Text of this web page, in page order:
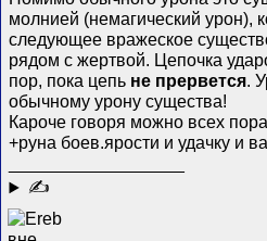
молнией (немагический урон),
следующее вражеское
рядом с жертвой. Цепочка
пор, пока цепь не прервется.
обычному урону существа!
Кароче говоря можно всех
+руна боев.ярости и удачку и
✍